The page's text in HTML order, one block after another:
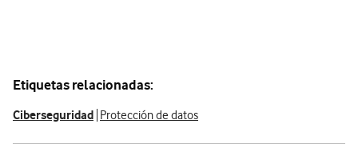
Etiquetas relacionadas:
Ciberseguridad Protección de datos